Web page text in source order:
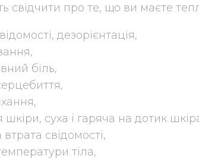
свідчити про те, що ви маєте
дезорієнтація,
біль,
шкіри, суха і гаряча на дотик
свідомості,
тіла,